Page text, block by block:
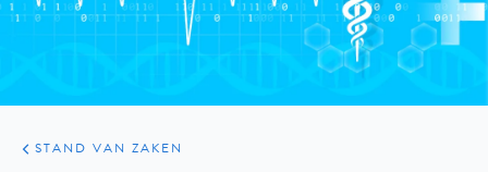
ARTIKELEN
PRAKTIJK
STAND VAN ZAKEN